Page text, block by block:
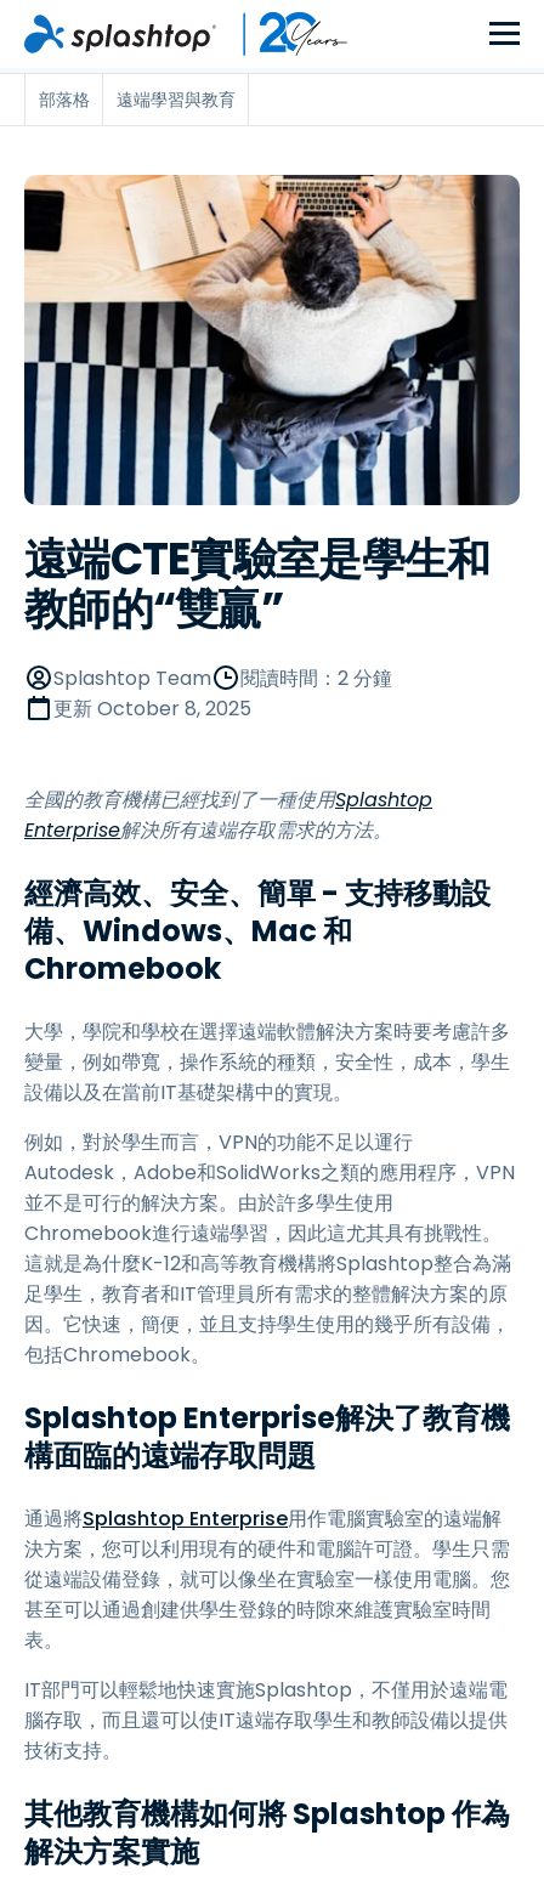
部落格 遠端學習與教育
遠端CTE實驗室是學生和
教師的“雙贏”
Splashtop Team
閱讀時間：2 分鐘
更新October 8, 2025
全國的教育機構已經找到了一種使用Splashtop
Enterprise解決所有遠端存取需求的方法。
經濟高效、安全、簡單 - 支持移動設
備、Windows、Mac 和
Chromebook
大學，學院和學校在選擇遠端軟體解決方案時要考慮許多
變量，例如帶寬，操作系統的種類，安全性，成本，學生
設備以及在當前IT基礎架構中的實現。
例如，對於學生而言，VPN的功能不足以運行
Autodesk，Adobe和SolidWorks之類的應用程序，VPN
並不是可行的解決方案。由於許多學生使用
Chromebook進行遠端學習，因此這尤其具有挑戰性。
這就是為什麼K-12和高等教育機構將Splashtop整合為滿
足學生，教育者和IT管理員所有需求的整體解決方案的原
因。它快速，簡便，並且支持學生使用的幾乎所有設備，
包括Chromebook。
Splashtop Enterprise解決了教育機
構面臨的遠端存取問題
通過將Splashtop Enterprise用作電腦實驗室的遠端解
決方案，您可以利用現有的硬件和電腦許可證。學生只需
從遠端設備登錄，就可以像坐在實驗室一樣使用電腦。您
甚至可以通過創建供學生登錄的時隙來維護實驗室時間
表。
IT部門可以輕鬆地快速實施Splashtop，不僅用於遠端電
腦存取，而且還可以使IT遠端存取學生和教師設備以提供
技術支持。
其他教育機構如何將 Splashtop 作為
解決方案實施